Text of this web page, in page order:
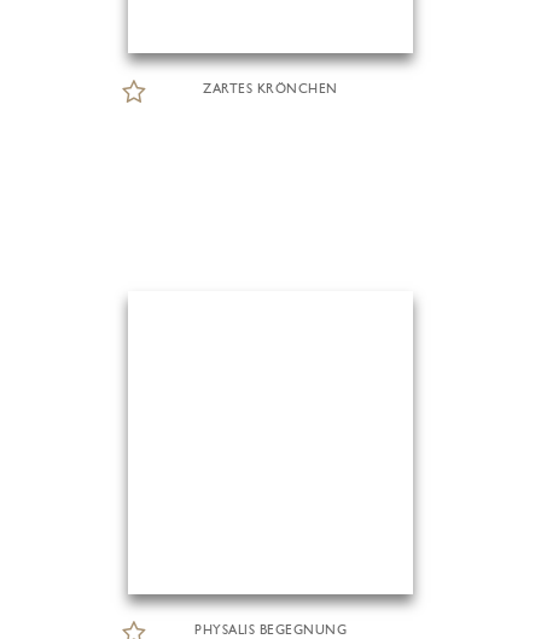
ZARTES KRÖNCHEN
PHYSALIS BEGEGNUNG